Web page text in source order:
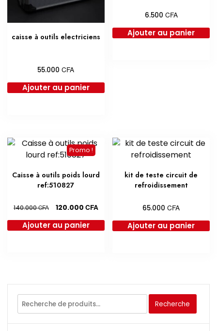
caisse à outils electriciens
55.000CFA
Ajouter au panier
6.500 CFA
Ajouter au panier
Promo !
Caisse à outils poids lourd
ref:510827
140.000CFA
Le
initial
120.000 CFALe
Ajouter au panier
kit de teste circuit de
refroidissement
65.000CFA
Ajouter au panier
Recherche
pour :
Recherche